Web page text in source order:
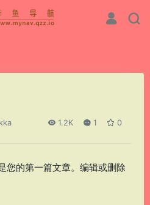
1.2K 1 0
您的第一篇文章。编辑或删除